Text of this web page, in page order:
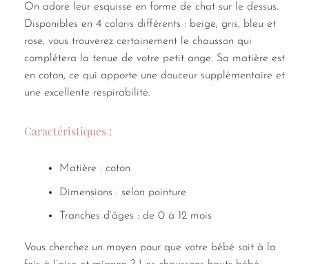
On adore leur esquisse en forme de chat sur le dessus.
Disponibles en 4 coloris différents : beige, gris, bleu et
rose, vous trouverez certainement le chausson qui
complétera la tenue de votre petit ange. Sa matière est
en coton, ce qui apporte une douceur supplémentaire et
une excellente respirabilité.
Caractéristiques :
Matière : coton
Dimensions : selon pointure
Tranches d’âges : de 0 à 12 mois
Vous cherchez un moyen pour que votre bébé soit à la